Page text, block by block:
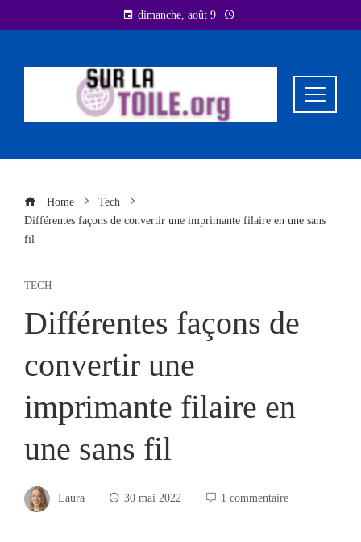
to
dimanche, août 9
Home
Tech
Différentes façons de convertir une imprimante filaire en une sans
fil
TECH
Différentes façons de
convertir une
imprimante filaire en
une sans fil
Laura 30 mai 2022 1 commentaire